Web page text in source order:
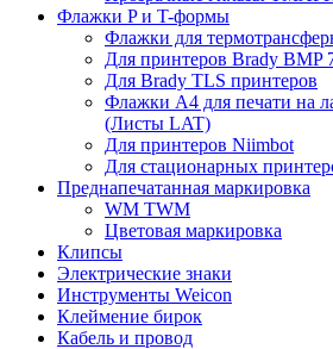
Флажки P и T-формы
Флажки для
Для принтеров Brady BMP
Для Brady TLS принтеров
Флажки A4 для печати на
(Листы LAT)
Для принтеров Niimbot
Для стационарных
Преднапечатанная маркировка
WM TWM
Цветовая маркировка
Клипсы
Электрические знаки
Инструменты Weicon
Клеймение бирок
Кабель и провод